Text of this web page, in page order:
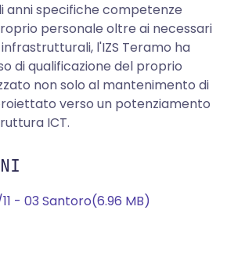
anni specifiche competenze
personale oltre ai necessari
l'IZS Teramo ha
di qualificazione del proprio
non solo al mantenimento di
verso un potenziamento
ICT.
- 03 Santoro(6.96 MB)